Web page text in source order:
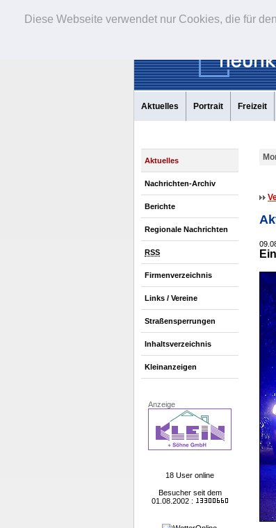
Diese Webseite verwendet nur Cookies, die für
Aktuelles Portrait Freizeit
Aktuelles
Nachrichten-Archiv
Berichte
Regionale Nachrichten
RSS
Firmenverzeichnis
Links / Vereine
Straßensperrungen
Inhaltsverzeichnis
Kleinanzeigen
Anzeige
18 User online
Besucher seit dem
01.08.2002 :